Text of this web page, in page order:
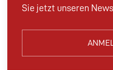
Sie jetzt unseren